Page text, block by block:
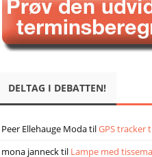
DELTAG I DEBATTEN!
Peer Ellehauge ModatilGPS tracker
mona jannecktil Lampe med